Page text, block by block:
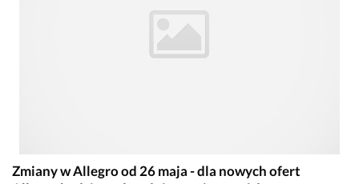
Zmiany w Allegro od 26 maja - dla nowych ofert